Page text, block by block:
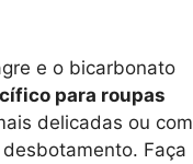
e o bicarbonato
para roupas
delicadas ou com
Faça